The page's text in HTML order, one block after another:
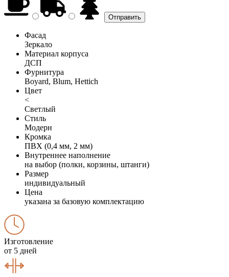
Фасад
Зеркало
Материал корпуса
ДСП
Фурнитура
Boyard, Blum, Hettich
Цвет
<
Светлый
Стиль
Модерн
Кромка
ПВХ (0,4 мм, 2 мм)
Внутреннее наполнение
на выбор (полки, корзины, штанги)
Размер
индивидуальный
Цена
указана за базовую комплектацию
Изготовление
от 5 дней